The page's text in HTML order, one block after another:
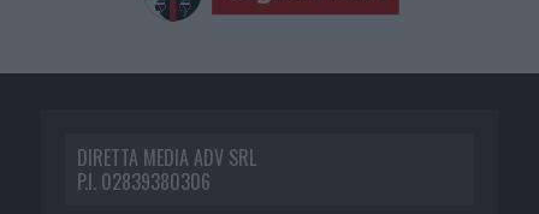
DIRETTA MEDIA ADV SRL
P.I. 02839380306